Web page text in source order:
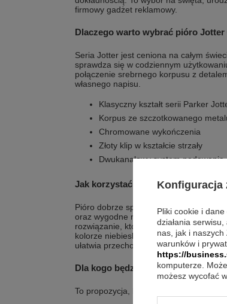
firmowy gadżet reklamowy.
Dlaczego warto wybrać pióro Jotter
Seria Jotter jest ceniona na całym
sprawdza się w codziennym
połączenie srebrnego korpusu z
własnego napisu.
Klasyczny kształt serii Parker
Korpus ze szczotkowanego
Chromowane wykończenia
Złoty klip w kształcie strzały
Dwukanałowy system
Jak korzystać z niego na co dzień?
Pióro dobrze sprawdza się w pracy, w
oraz wygodne notatki. Dzięki
rozwiązanie, które najbardziej pasuje
kolorze niebieskim pozwala od razu
ułatwia przechowywanie między
Dla kogo będzie najbardziej
To propozycja, która łączy praktyczne
Konfiguracja
Pliki cookie i
działania
nas, jak i
warunków i
https://
komputerze.
możesz wycofać